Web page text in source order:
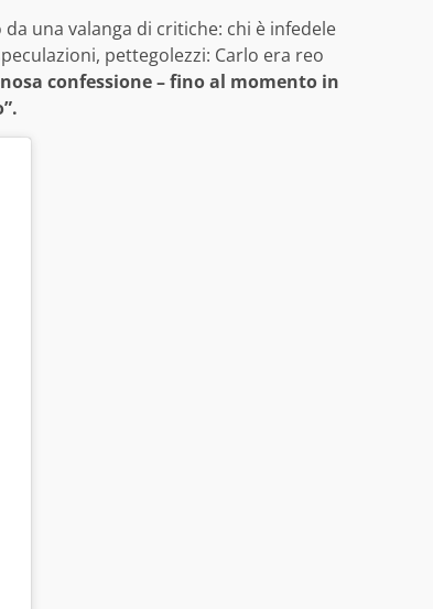
una valanga di critiche: chi è infedele
pettegolezzi: Carlo era reo
confessione – fino al momento in